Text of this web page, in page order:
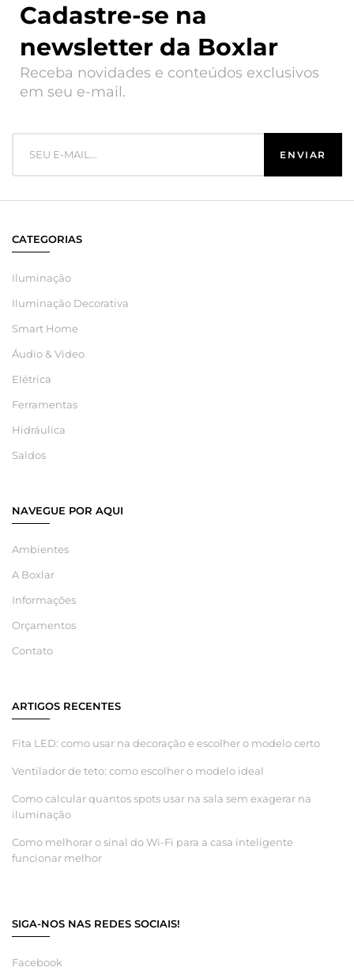
Cadastre-se na
newsletter da Boxlar
Receba novidades e conteúdos exclusivos
em seu e-mail.
CATEGORIAS
Iluminação
Iluminação Decorativa
Smart Home
Áudio & Vídeo
Elétrica
Ferramentas
Hidráulica
Saldos
NAVEGUE POR AQUI
Ambientes
A Boxlar
Informações
Orçamentos
Contato
ARTIGOS RECENTES
Fita LED: como usar na decoração e escolher o modelo certo
Ventilador de teto: como escolher o modelo ideal
Como calcular quantos spots usar na sala sem exagerar na
iluminação
Como melhorar o sinal do Wi-Fi para a casa inteligente
funcionar melhor
SIGA-NOS NAS REDES SOCIAIS!
Facebook